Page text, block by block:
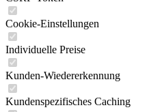
Cookie-Einstellungen
Individuelle Preise
Kunden-Wiedererkennung
Kundenspezifisches Caching